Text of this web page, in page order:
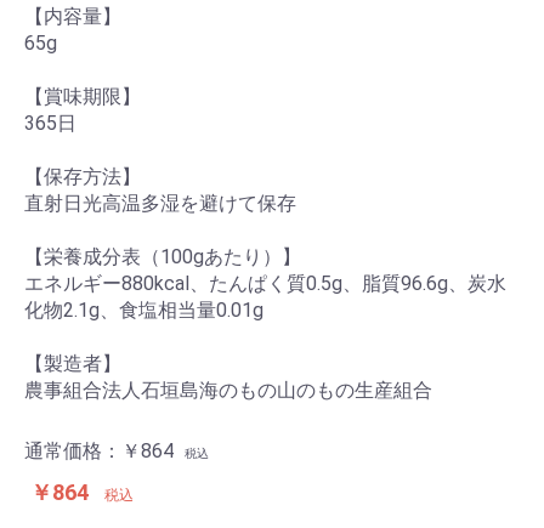
【内容量】
65g
【賞味期限】
365日
【保存方法】
直射日光高温多湿を避けて保存
【栄養成分表（100gあたり）】
エネルギー880kcal、たんぱく質0.5g、脂質96.6g、炭水
化物2.1g、食塩相当量0.01g
【製造者】
農事組合法人石垣島海のもの山のもの生産組合
通常価格：￥864 税込
￥864 税込